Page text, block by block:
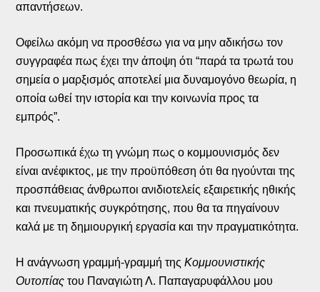
απαντήσεων.
Οφείλω ακόμη να προσθέσω για να μην αδικήσω τον
συγγραφέα πως έχει την άποψη ότι “παρά τα τρωτά του
σημεία ο μαρξισμός αποτελεί μια δυναμογόνο θεωρία, η
οποία ωθεί την ιστορία και την κοινωνία προς τα
εμπρός”.
Προσωπικά έχω τη γνώμη πως ο κομμουνισμός δεν
είναι ανέφικτος, με την προϋπόθεση ότι θα ηγούνται της
προσπάθειας άνθρωποι ανιδιοτελείς εξαιρετικής ηθικής
και πνευματικής συγκρότησης, που θα τα πηγαίνουν
καλά με τη δημιουργική εργασία και την πραγματικότητα.
Η ανάγνωση γραμμή-γραμμή τηςΚομμουνιστικής
Ουτοπίας του Παναγιώτη Λ. Παπαγαρυφάλλου μου